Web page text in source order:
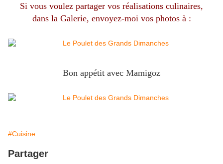
Si vous voulez partager vos réalisations culinaires,
dans la Galerie, envoyez-moi vos photos à :
Bon appétit avec Mamigoz
#Cuisine
Partager